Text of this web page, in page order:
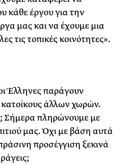
κάθε έργου για την
μας και να έχουμε μια
τις τοπικές κοινότητες».
Έλληνες παράγουν
άλλων χωρών.
Σήμερα πληρώνουμε με
μας. Όχι με βάση αυτά
προσέγγιση ξεκινά